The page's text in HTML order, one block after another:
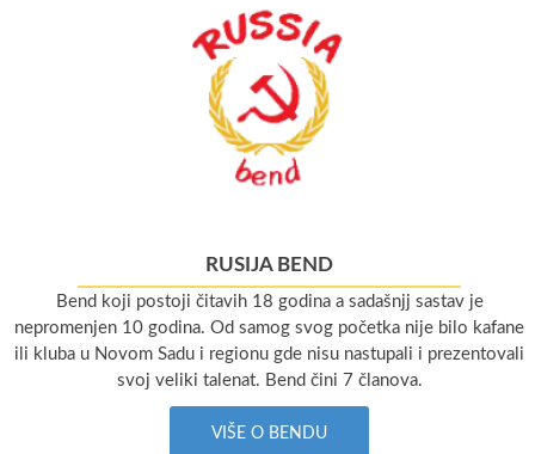
RUSIJA BEND
Bend koji postoji čitavih 18 godina a sadašnjj sastav je
nepromenjen 10 godina. Od samog svog početka nije bilo kafane
ili kluba u Novom Sadu i regionu gde nisu nastupali i prezentovali
svoj veliki talenat. Bend čini 7 članova.
VIŠE O BENDU